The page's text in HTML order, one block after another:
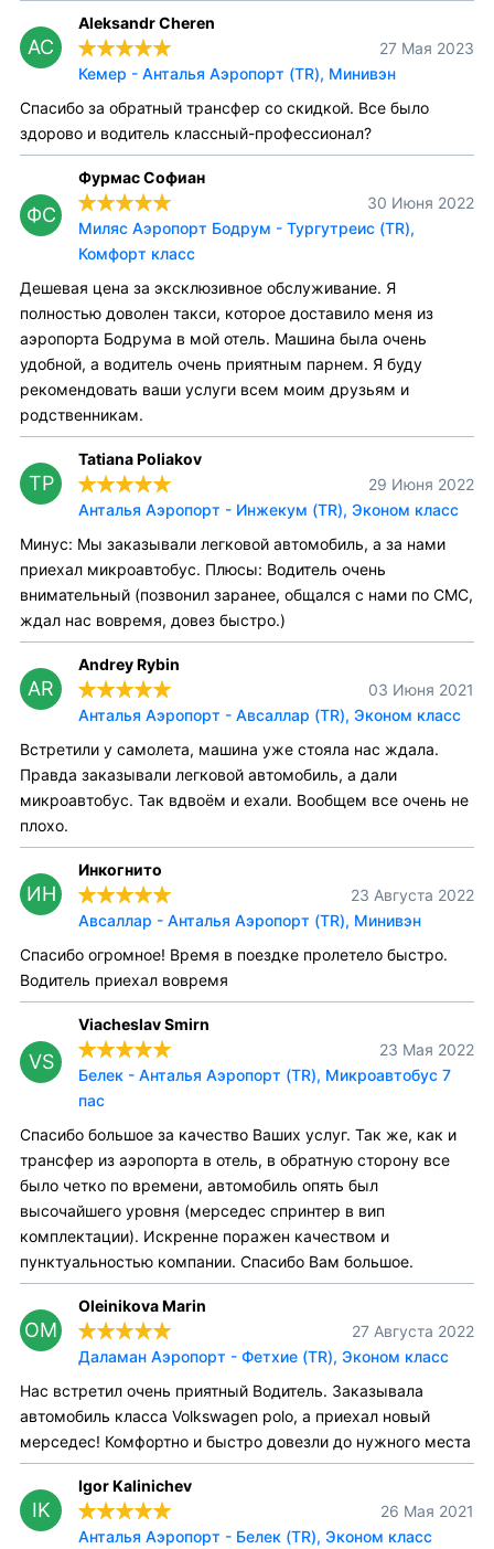
AC
Aleksandr Cheren
27 Мая 2023
Кемер - Анталья Аэропорт (TR), Минивэн
Спасибо за обратный трансфер со скидкой. Все было
здорово и водитель классный-профессионал?
ФС
Фурмас Софиан
30 Июня 2022
Миляс Аэропорт Бодрум - Тургутреис (TR),
Комфорт класс
Дешевая цена за эксклюзивное обслуживание. Я
полностью доволен такси, которое доставило меня из
аэропорта Бодрума в мой отель. Машина была очень
удобной, а водитель очень приятным парнем. Я буду
рекомендовать ваши услуги всем моим друзьям и
родственникам.
TP
Tatiana Poliakov
29 Июня 2022
Анталья Аэропорт - Инжекум (TR), Эконом класс
Минус: Мы заказывали легковой автомобиль, а за нами
приехал микроавтобус. Плюсы: Водитель очень
внимательный (позвонил заранее, общался с нами по СМС,
ждал нас вовремя, довез быстро.)
AR
Andrey Rybin
03 Июня 2021
Анталья Аэропорт - Авсаллар (TR), Эконом класс
Встретили у самолета, машина уже стояла нас ждала.
Правда заказывали легковой автомобиль, а дали
микроавтобус. Так вдвоём и ехали. Вообщем все очень не
плохо.
ИН
Инкогнито
23 Августа 2022
Авсаллар - Анталья Аэропорт (TR), Минивэн
Спасибо огромное! Время в поездке пролетело быстро.
Водитель приехал вовремя
VS
Viacheslav Smirn
23 Мая 2022
Белек - Анталья Аэропорт (TR), Микроавтобус 7
пас
Спасибо большое за качество Ваших услуг. Так же, как и
трансфер из аэропорта в отель, в обратную сторону все
было четко по времени, автомобиль опять был
высочайшего уровня (мерседес спринтер в вип
комплектации). Искренне поражен качеством и
пунктуальностью компании. Спасибо Вам большое.
OM
Oleinikova Marin
27 Августа 2022
Даламан Аэропорт - Фетхие (TR), Эконом класс
Нас встретил очень приятный Водитель. Заказывала
автомобиль класса Volkswagen polo, а приехал новый
мерседес! Комфортно и быстро довезли до нужного места
IK
Igor Kalinichev
26 Мая 2021
Анталья Аэропорт - Белек (TR), Эконом класс